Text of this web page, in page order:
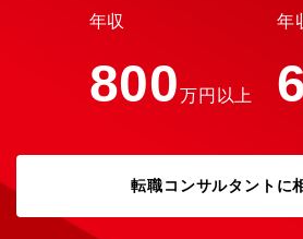
キュリティリスクからの防御・工場セキ
年収
800万円以上
年
転職コンサルタントに